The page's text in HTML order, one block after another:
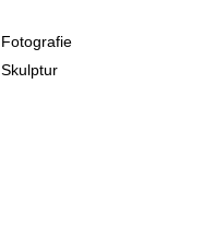
Fotografie
Skulptur